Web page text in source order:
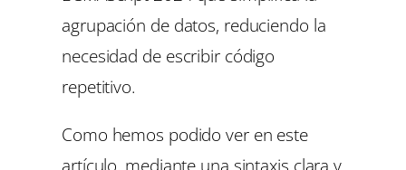
agrupación de datos, reduciendo la
necesidad de escribir código
repetitivo.
Como hemos podido ver en este
artículo, mediante una sintaxis clara y